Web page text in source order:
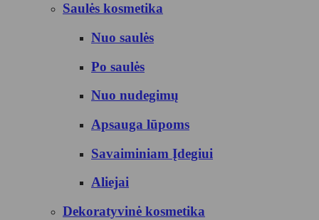
Saulės kosmetika
Nuo saulės
Po saulės
Nuo nudegimų
Apsauga lūpoms
Savaiminiam Įdegiui
Aliejai
Dekoratyvinė kosmetika